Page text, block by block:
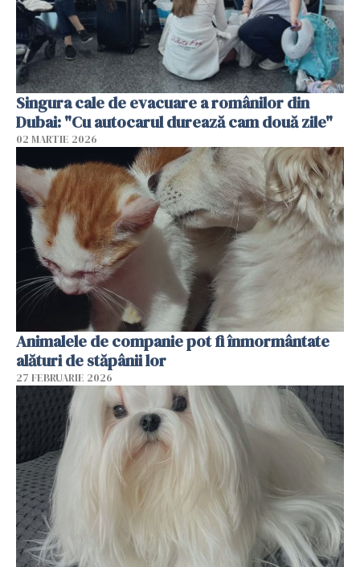
Singura cale de evacuare a românilor din
Dubai: "Cu autocarul durează cam două zile"
02 MARTIE 2026
Animalele de companie pot fi înmormântate
alături de stăpânii lor
27 FEBRUARIE 2026